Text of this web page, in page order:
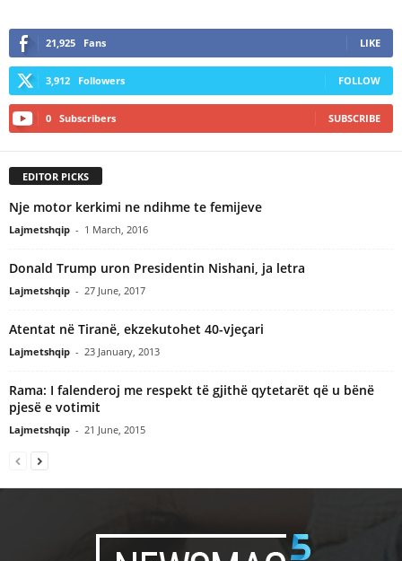
21,925 Fans LIKE
3,912 Followers FOLLOW
0 Subscribers SUBSCRIBE
EDITOR PICKS
Nje motor kerkimi ne ndihme te femijeve
Lajmetshqip - 1 March, 2016
Donald Trump uron Presidentin Nishani, ja letra
Lajmetshqip - 27 June, 2017
Atentat në Tiranë, ekzekutohet 40-vjeçari
Lajmetshqip - 23 January, 2013
Rama: I falenderoj me respekt të gjithë qytetarët që u bënë
pjesë e votimit
Lajmetshqip - 21 June, 2015